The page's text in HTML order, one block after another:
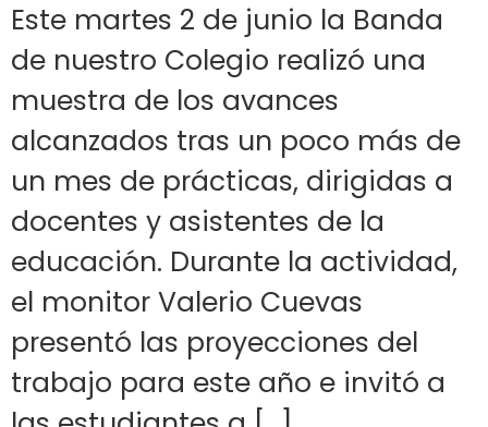
Este martes 2 de junio la Banda
de nuestro Colegio realizó una
muestra de los avances
alcanzados tras un poco más de
un mes de prácticas, dirigidas a
docentes y asistentes de la
educación. Durante la actividad,
el monitor Valerio Cuevas
presentó las proyecciones del
trabajo para este año e invitó a